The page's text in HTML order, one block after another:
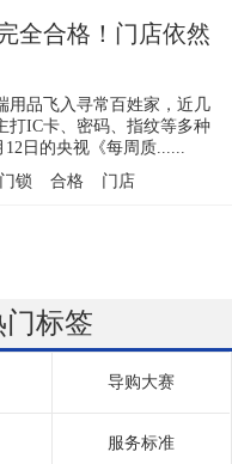
全合格！门店依然
用品飞入寻常百姓家，近几
打IC卡、密码、指纹等多种
日的央视《每周质......
锁 合格 门店
标签
导购大赛
服务标准